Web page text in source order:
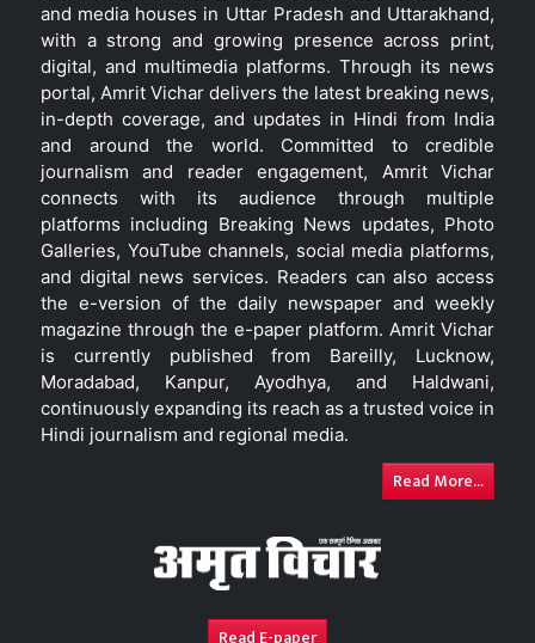
and media houses in Uttar Pradesh and Uttarakhand,
with a strong and growing presence across print,
digital, and multimedia platforms. Through its news
portal, Amrit Vichar delivers the latest breaking news,
in-depth coverage, and updates in Hindi from India
and around the world. Committed to credible
journalism and reader engagement, Amrit Vichar
connects with its audience through multiple
platforms including Breaking News updates, Photo
Galleries, YouTube channels, social media platforms,
and digital news services. Readers can also access
the e-version of the daily newspaper and weekly
magazine through the e-paper platform. Amrit Vichar
is currently published from Bareilly, Lucknow,
Moradabad, Kanpur, Ayodhya, and Haldwani,
continuously expanding its reach as a trusted voice in
Hindi journalism and regional media.
Read More...
Read E-paper